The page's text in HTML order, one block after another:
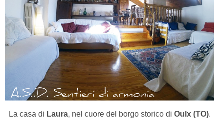
La casa di Laura, nel cuore del borgo storico di Oulx (TO).